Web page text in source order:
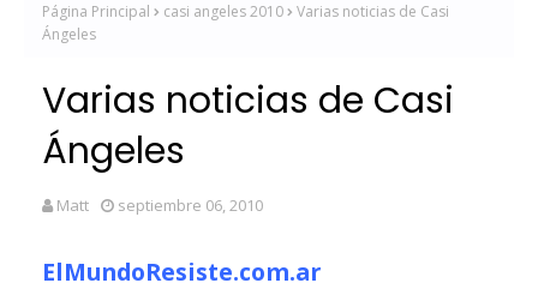
Página Principal casi angeles 2010
Varias noticias de Casi
Ángeles
Varias noticias de Casi
Ángeles
Matt septiembre 06, 2010
ElMundoResiste.com.ar